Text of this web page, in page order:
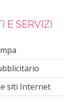
E SERVIZI
siti Internet